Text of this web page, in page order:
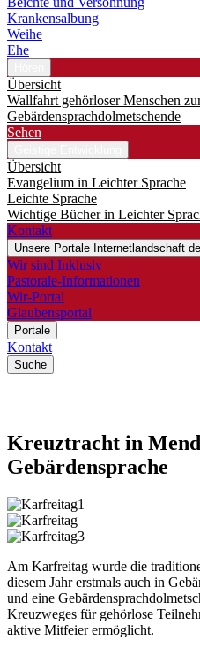
Krankensalbung
Weihe
Ehe
Übersicht
Wallfahrt gehörloser Menschen
Gebärdensprachdolmetschende
Sehen
Übersicht
Evangelium in Leichter Sprache
Leichte Sprache
Wichtige Bücher in Leichter
Kontakt
Unsere Portale Internetlandschaft
Wir sind Inklusiv
Pastorale-Informationen
Wir-Portal
Glaubensportal
Portale
Kontakt
Suche
Kreuztracht in
Gebärdensprache
Am Karfreitag wurde die
diesem Jahr erstmals auch in
und eine
Kreuzweges für gehörlose
aktive Mitfeier ermöglicht.